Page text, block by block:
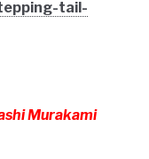
tail-
Murakami